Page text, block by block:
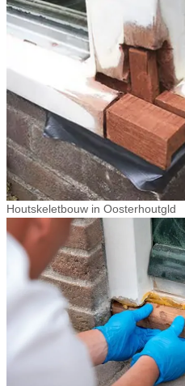
Houtskeletbouw in Oosterhoutgld